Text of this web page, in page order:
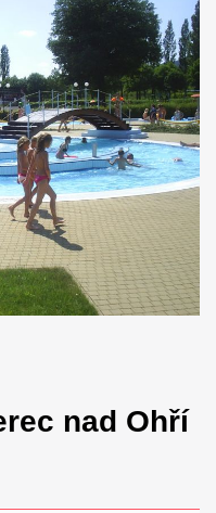
nad Ohří